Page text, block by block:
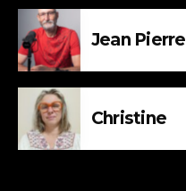
Jean Pierre
Christine